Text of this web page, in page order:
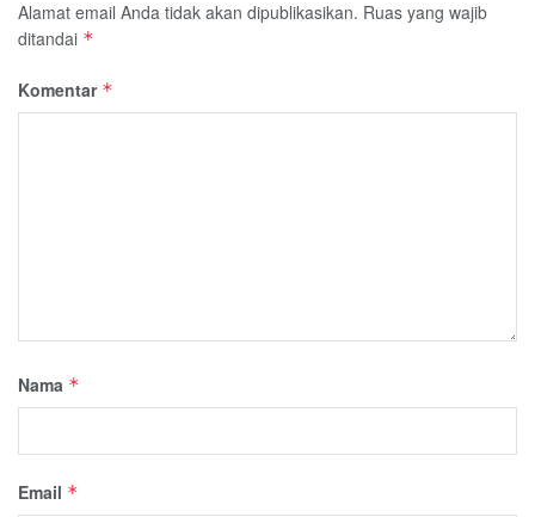
Alamat email Anda tidak akan dipublikasikan. Ruas yang wajib
ditandai *
Komentar *
Nama *
Email *